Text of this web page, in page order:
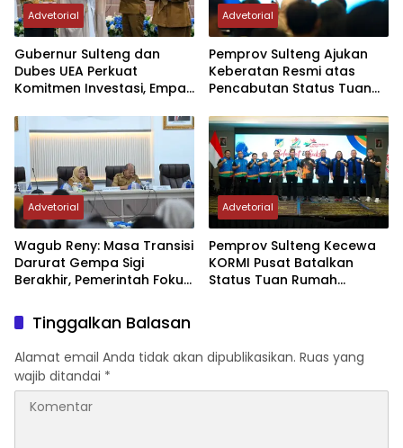
Advetorial
Gubernur Sulteng dan
Dubes UEA Perkuat
Komitmen Investasi, Empat
Advetorial
Pemprov Sulteng Ajukan
Keberatan Resmi atas
Pencabutan Status Tuan
2027
Advetorial
Wagub Reny: Masa Transisi
Darurat Gempa Sigi
Berakhir, Pemerintah Fokus
Advetorial
Pemprov Sulteng Kecewa
KORMI Pusat Batalkan
Status Tuan Rumah
Tinggalkan Balasan
Alamat email Anda tidak akan dipublikasikan. Ruas yang
wajib ditandai *